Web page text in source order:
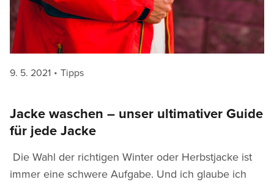
Posted
9. 5. 2021 Categories
Tipps
Jacke waschen – unser ultimativer Guide
für jede Jacke
Die Wahl der richtigen Winter oder Herbstjacke ist
immer eine schwere Aufgabe. Und ich glaube ich